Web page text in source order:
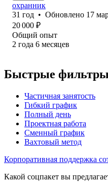
охранник
31 год • Обновлено 17
20 000 ₽
Общий опыт
2 года 6 месяцев
Быстрые фильтры
Частичная занятость
Гибкий график
Полный день
Проектная работа
Сменный график
Вахтовый метод
Корпоративная поддержка
Какой соцпакет вы